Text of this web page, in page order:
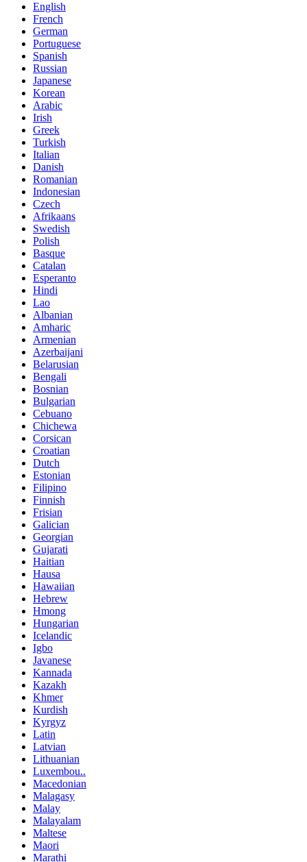
English
French
German
Portuguese
Spanish
Russian
Japanese
Korean
Arabic
Irish
Greek
Turkish
Italian
Danish
Romanian
Indonesian
Czech
Afrikaans
Swedish
Polish
Basque
Catalan
Esperanto
Hindi
Lao
Albanian
Amharic
Armenian
Azerbaijani
Belarusian
Bengali
Bosnian
Bulgarian
Cebuano
Chichewa
Corsican
Croatian
Dutch
Estonian
Filipino
Finnish
Frisian
Galician
Georgian
Gujarati
Haitian
Hausa
Hawaiian
Hebrew
Hmong
Hungarian
Icelandic
Igbo
Javanese
Kannada
Kazakh
Khmer
Kurdish
Kyrgyz
Latin
Latvian
Lithuanian
Luxembou..
Macedonian
Malagasy
Malay
Malayalam
Maltese
Maori
Marathi